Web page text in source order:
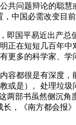
共问题辩论的聪
中国必需改变目
国平易近出产总
正在短短几百年
多的科学家、
都很是有深度，
是）。处理垃
两部书虽然侧沉
，《南方都会报